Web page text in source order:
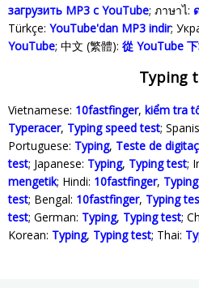
загрузить MP3 с YouTube; ภาษาไ:
Türkçe‬: YouTube'dan MP3 indir;
YouTube; 中文 (繁體): 從 YouTube
Typing
Vietnamese: 10fastfinger, kiểm tra
Typeracer, Typing speed test;
Portuguese: Typing, Teste de
test; Japanese: Typing, Typing test;
mengetik; Hindi: 10fastfinger,
test; Bengal: 10fastfinger, Typing
test; German: Typing, Typing test;
Korean: Typing, Typing test; Thai: